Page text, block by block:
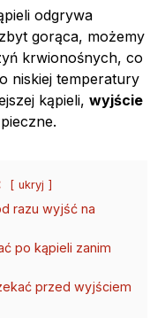
odgrywa
gorąca, możemy
krwionośnych, co
niskiej temperatury
kąpieli, wyjście
ukryj
razu wyjść na
po kąpieli zanim
przed wyjściem